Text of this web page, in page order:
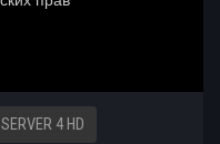
SERVER 4 HD